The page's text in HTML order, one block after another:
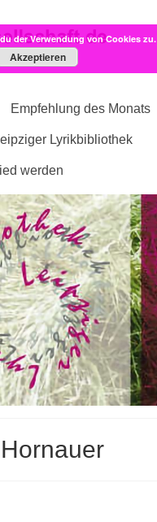
Empfehlung des Monats
Lyrikbibliothek
werden
der Verwendung von Cookies zu.
Akzeptieren